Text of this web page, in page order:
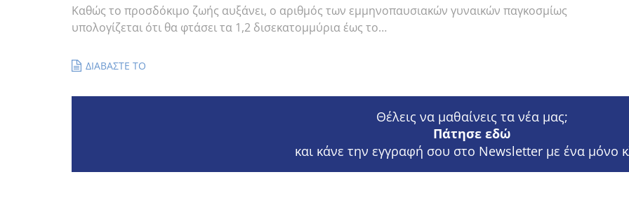
Καθώς το προσδόκιμο ζωής αυξάνει, ο αριθμός των εμμηνοπαυσιακών γυναικών παγκοσμίως
υπολογίζεται ότι θα φτάσει τα 1,2 δισεκατομμύρια έως το…
ΔΙΑΒΑΣΤΕ ΤΟ
Θέλεις να μαθαίνεις τα νέα μας;
Πάτησε εδώ
και κάνε την εγγραφή σου στο Newsletter με ένα μόνο